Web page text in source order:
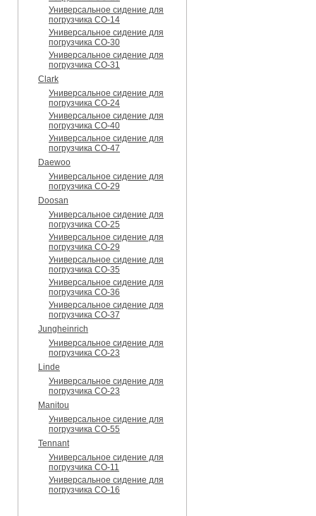
Универсальное сидение для
погрузчика CO-14
Универсальное сидение для
погрузчика CO-30
Универсальное сидение для
погрузчика CO-31
Clark
Универсальное сидение для
погрузчика CO-24
Универсальное сидение для
погрузчика CO-40
Универсальное сидение для
погрузчика CO-47
Daewoo
Универсальное сидение для
погрузчика CO-29
Doosan
Универсальное сидение для
погрузчика CO-25
Универсальное сидение для
погрузчика CO-29
Универсальное сидение для
погрузчика CO-35
Универсальное сидение для
погрузчика CO-36
Универсальное сидение для
погрузчика CO-37
Jungheinrich
Универсальное сидение для
погрузчика CO-23
Linde
Универсальное сидение для
погрузчика CO-23
Manitou
Универсальное сидение для
погрузчика CO-55
Tennant
Универсальное сидение для
погрузчика CO-11
Универсальное сидение для
погрузчика CO-16